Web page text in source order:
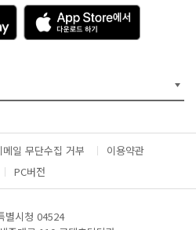
A
p
p
e
서
다
운
드
메일 무단수집 거부
이용약관
PC버전
별시청 04524